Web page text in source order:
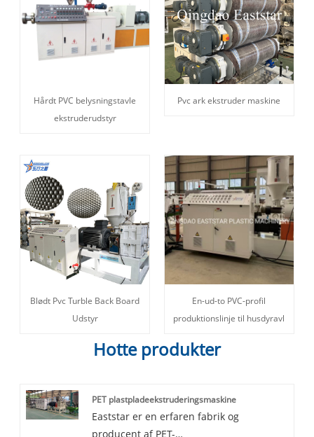
Hårdt PVC belysningstavle
ekstruderudstyr
Pvc ark ekstruder maskine
Blødt Pvc Turble Back Board
Udstyr
En-ud-to PVC-profil
produktionslinje til husdyravl
Hotte produkter
PET plastpladeekstruderingsmaskine
Eaststar er en erfaren fabrik og
producent af PET-